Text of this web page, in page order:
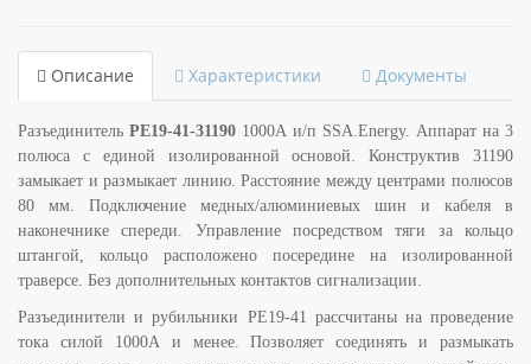
Описание Характеристики Документы
Разъединитель РЕ19-41-31190 1000А и/п SSA.Energy. Аппарат на 3
полюса с единой изолированной основой. Конструктив 31190
замыкает и размыкает линию. Расстояние между центрами полюсов
80 мм. Подключение медных/алюминиевых шин и кабеля в
наконечнике спереди. Управление посредством тяги за кольцо
штангой, кольцо расположено посередине на изолированной
траверсе. Без дополнительных контактов сигнализации.
Разъединители и рубильники РЕ19-41 рассчитаны на проведение
тока силой 1000А и менее. Позволяет соединять и размыкать